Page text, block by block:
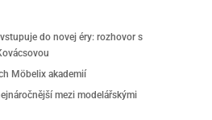
do novej éry: rozhovor s
Möbelix akademií
mezi modelářskými